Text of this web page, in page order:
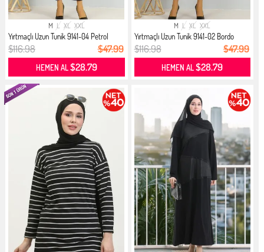
M L XL XXL
Yırtmaçlı Uzun Tunik 9141-04 Petrol
$116.98 $47.99
HEMEN AL$28.79
M L XL XXL
Yırtmaçlı Uzun Tunik 9141-02 Bordo
$116.98 $47.99
HEMEN AL$28.79